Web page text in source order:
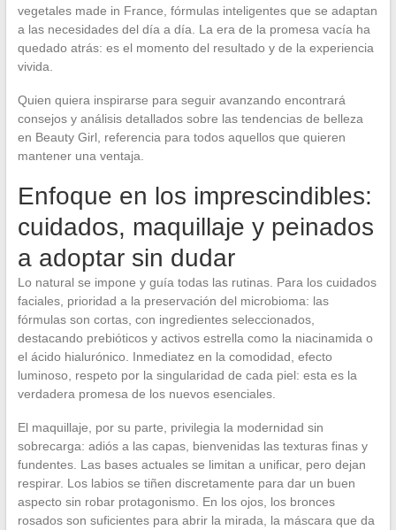
vegetales made in France, fórmulas inteligentes que se adaptan
a las necesidades del día a día. La era de la promesa vacía ha
quedado atrás: es el momento del resultado y de la experiencia
vivida.
Quien quiera inspirarse para seguir avanzando encontrará
consejos y análisis detallados sobre las tendencias de belleza
en Beauty Girl, referencia para todos aquellos que quieren
mantener una ventaja.
Enfoque en los imprescindibles:
cuidados, maquillaje y peinados
a adoptar sin dudar
Lo natural se impone y guía todas las rutinas. Para los cuidados
faciales, prioridad a la preservación del microbioma: las
fórmulas son cortas, con ingredientes seleccionados,
destacando prebióticos y activos estrella como la niacinamida o
el ácido hialurónico. Inmediatez en la comodidad, efecto
luminoso, respeto por la singularidad de cada piel: esta es la
verdadera promesa de los nuevos esenciales.
El maquillaje, por su parte, privilegia la modernidad sin
sobrecarga: adiós a las capas, bienvenidas las texturas finas y
fundentes. Las bases actuales se limitan a unificar, pero dejan
respirar. Los labios se tiñen discretamente para dar un buen
aspecto sin robar protagonismo. En los ojos, los bronces
rosados son suficientes para abrir la mirada, la máscara que da